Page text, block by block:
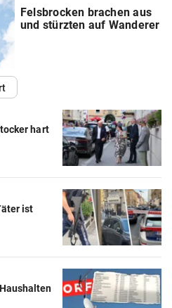
Felsbrocken brachen aus
und stürzten auf Wanderer
hart
ist